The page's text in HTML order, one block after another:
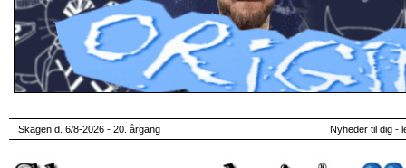
Skagen d. 6/8-2026 - 20. årgang Nyheder til dig -